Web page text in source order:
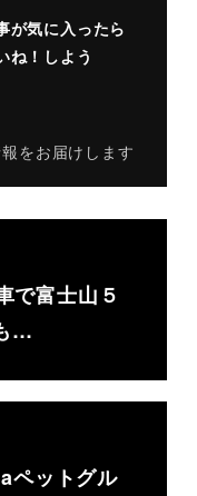
が気に入ったら
ね！しよう
をお届けします
で富士山５
…
ペットグル